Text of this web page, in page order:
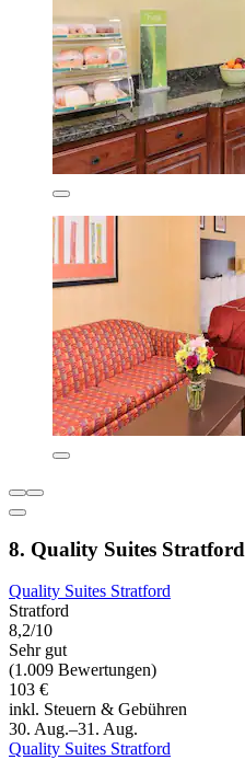
8. Quality Suites Stratford
Quality Suites Stratford
Stratford
8,2/10
Sehr gut
(1.009 Bewertungen)
103 €
inkl. Steuern & Gebühren
30. Aug.–31. Aug.
Quality Suites Stratford